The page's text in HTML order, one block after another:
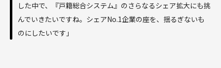
した中で、『戸籍総合システム』のさらなるシェア拡大にも挑
んでいきたいですね。シェアNo.1企業の座を、揺るぎないも
のにしたいです」